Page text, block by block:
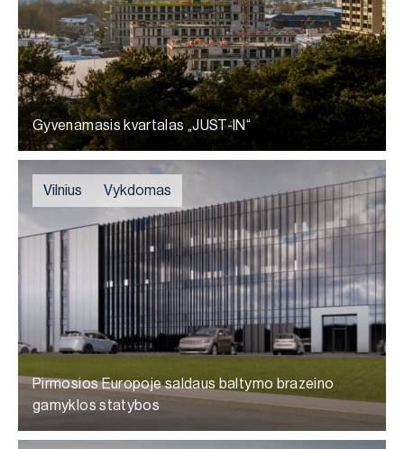
Gyvenamasis kvartalas „JUST-IN“
Vilnius Vykdomas
Pirmosios Europoje saldaus baltymo brazeino
gamyklos statybos